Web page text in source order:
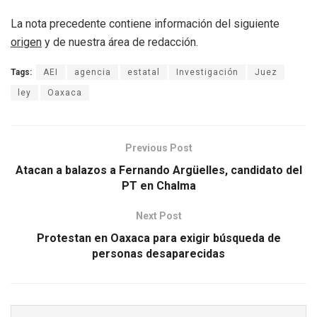
La nota precedente contiene información del siguiente
origen y de nuestra área de redacción.
Tags: AEI agencia estatal Investigación Juez
ley Oaxaca
Previous Post
Atacan a balazos a Fernando Argüelles, candidato del
PT en Chalma
Next Post
Protestan en Oaxaca para exigir búsqueda de
personas desaparecidas